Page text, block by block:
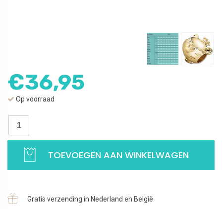
€36,95
Op voorraad
Bedel
|
bedel
2022
TOEVOEGEN AAN WINKELWAGEN
Gratis verzending in Nederland en België